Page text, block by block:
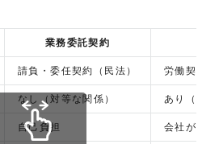
業務委託契約
請負・委任契約（民法） 労働契約
なし（対等な関係） あり（使
自己負担 会社が手